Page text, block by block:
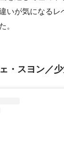
いが気になるレ
。
・スヨン／少